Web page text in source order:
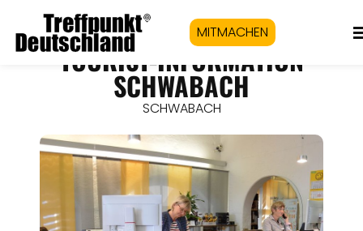
MITMACHEN
TOURIST-INFORMATION
SCHWABACH
SCHWABACH